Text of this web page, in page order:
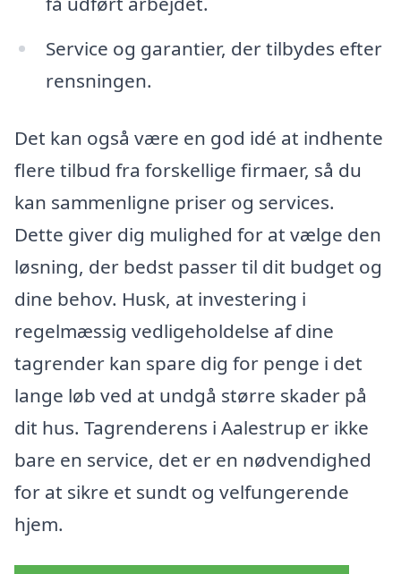
Service og garantier, der tilbydes efter
rensningen.
Det kan også være en god idé at indhente
flere tilbud fra forskellige firmaer, så du
kan sammenligne priser og services.
Dette giver dig mulighed for at vælge den
løsning, der bedst passer til dit budget og
dine behov. Husk, at investering i
regelmæssig vedligeholdelse af dine
tagrender kan spare dig for penge i det
lange løb ved at undgå større skader på
dit hus. Tagrenderens i Aalestrup er ikke
bare en service, det er en nødvendighed
for at sikre et sundt og velfungerende
hjem.